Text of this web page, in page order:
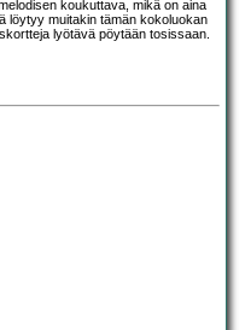
koukuttava, mikä on aina
löytyy muitakin tämän kokoluokan
lyötävä pöytään tosissaan.